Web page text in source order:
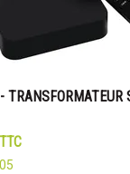
TRANSFORMATEUR
TTC